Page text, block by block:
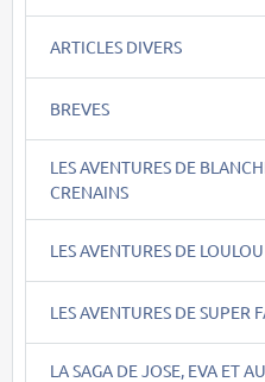
ARTICLES DIVERS
BREVES
LES AVENTURES DE
CRENAINS
LES AVENTURES DE
LES AVENTURES DE SUPER
LA SAGA DE JOSE, EVA ET